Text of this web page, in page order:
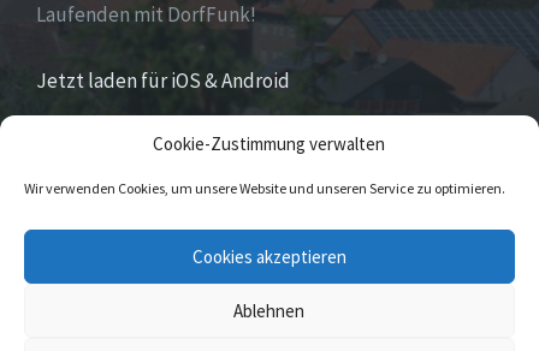
Cookie-Zustimmung verwalten
Wir verwenden Cookies, um unsere Website und unseren Service zu optimieren.
Cookies akzeptieren
Ablehnen
Laufenden mit DorfFunk!
Jetzt laden für iOS & Android
Eversenist Stadtteil der Stadt Nieheim im Kreis
Höxter im östlichen Nordrhein-Westfalen.